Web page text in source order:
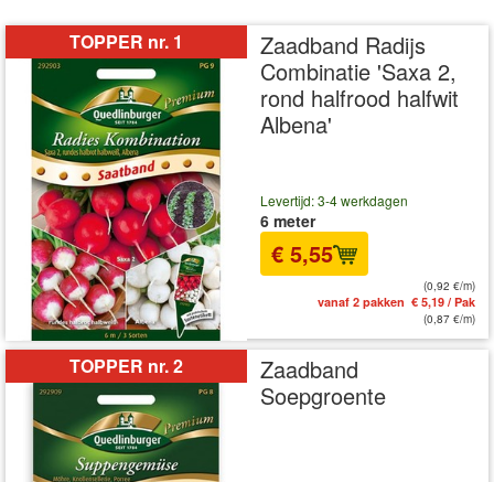
TOPPER nr. 1
Zaadband Radijs
Combinatie 'Saxa 2,
rond halfrood halfwit
Albena'
Levertijd: 3-4 werkdagen
6 meter
€ 5,55
(0,92 €/m)
vanaf 2 pakken € 5,19 / Pak
(0,87 €/m)
TOPPER nr. 2
Zaadband
Soepgroente